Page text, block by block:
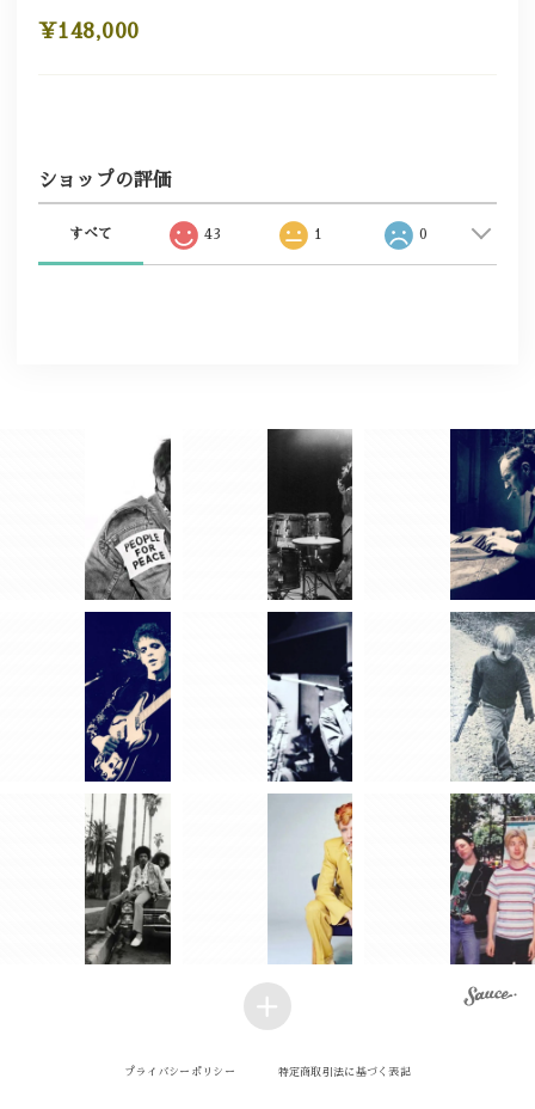
¥148,000
ショップの評価
すべて 43 1 0
プライバシーポリシー 特定商取引法に基づく表記